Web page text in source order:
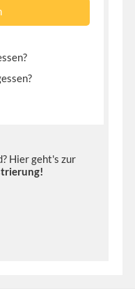
Hier geht's zur
!